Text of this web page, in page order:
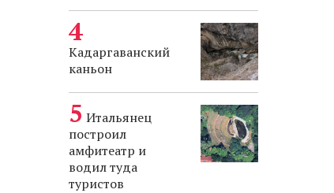
Кадаргаванский
каньон
Итальянец
построил
амфитеатр и
водил туда
туристов